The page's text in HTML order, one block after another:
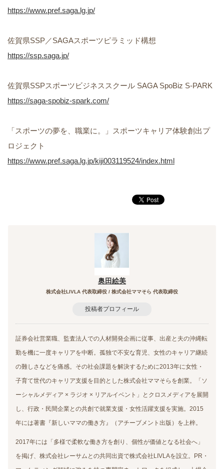
https://www.pref.saga.lg.jp/
佐賀県SSP／SAGAスポーツピラミッド構想
https://ssp.saga.jp/
佐賀県SSPスポーツビジネススクール SAGA SpoBiz S-PARK
https://saga-spobiz-spark.com/
「スポーツの夢を、職業に。」スポーツキャリア体験創出プ
ロジェクト
https://www.pref.saga.lg.jp/kiji003119524/index.html
奥田絵美
株式会社LIVLA 代表取締役 / 株式会社ママそら 代表取締役
投稿者プロフィール
証券会社営業職、監査法人での人材開発企画に従事、出産と夫の沖縄転
勤を機に一度キャリアを中断。孤独で不安な育児、女性のキャリア継続
の難しさなどを痛感。その社会課題を解決するために2013年に女性・
子育て世代のキャリア支援を目的とした株式会社ママそらを創業。「ソ
ーシャルメディア × ラジオ × リアルイベント」とクロスメディアを展開
し、行政・民間企業との共創で就業支援・女性活躍支援を実施。2015
年には著書『新しいママの働き方』（アチーブメント出版）を上梓。
2017年には「多様で柔軟な働き方を創り、個性が価値となる社会へ」
を掲げ、株式会社レーサムとの共同出資で株式会社LIVLAを設立。PR・